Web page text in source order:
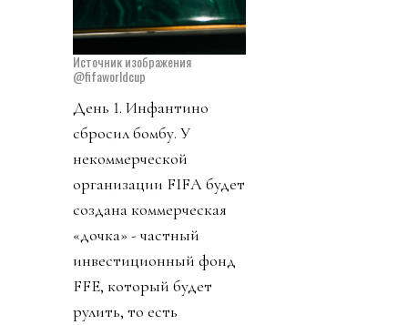
Источник изображения
@fifaworldcup
День 1. Инфантино
сбросил бомбу. У
некоммерческой
организации FIFA будет
создана коммерческая
«дочка» - частный
инвестиционный фонд
FFE, который будет
рулить, то есть